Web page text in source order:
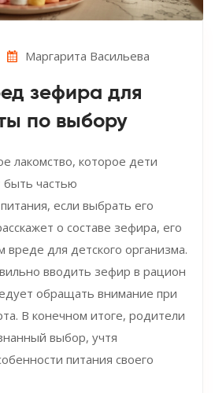
Маргарита Васильева
зефира для
по выбору
лакомство, которое дети
частью
если выбрать его
о составе зефира, его
для детского организма.
вводить зефир в рацион
обращать внимание при
В конечном итоге, родители
выбор, учтя
питания своего